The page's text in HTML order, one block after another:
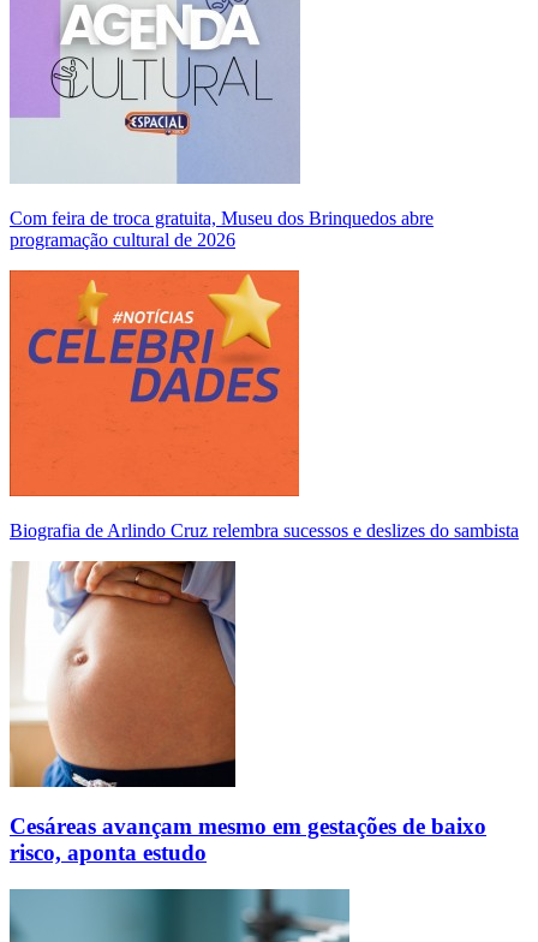
Com feira de troca gratuita, Museu dos Brinquedos abre
programação cultural de 2026
Biografia de Arlindo Cruz relembra sucessos e deslizes do sambista
Cesáreas avançam mesmo em gestações de baixo
risco, aponta estudo